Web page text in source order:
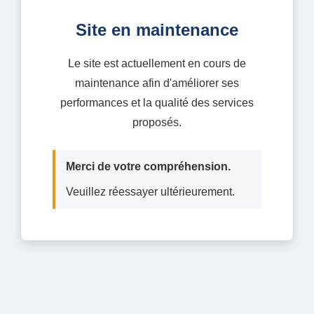
Site en maintenance
Le site est actuellement en cours de
maintenance afin d'améliorer ses
performances et la qualité des services
proposés.
Merci de votre compréhension.
Veuillez réessayer ultérieurement.